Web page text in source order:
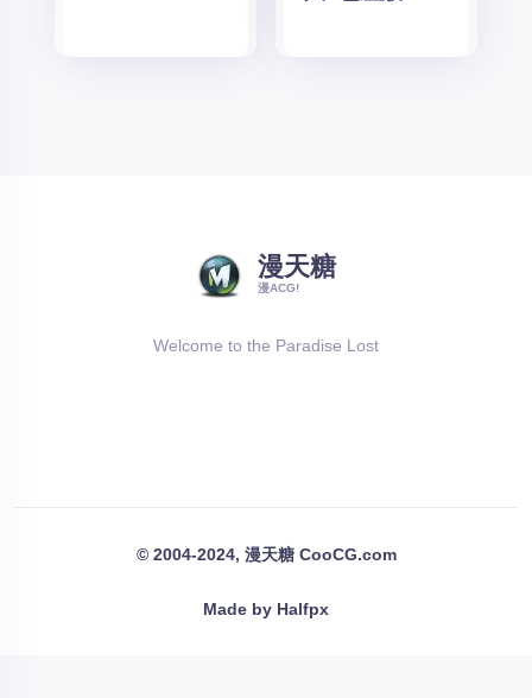
漫天糖
漫ACG!
Welcome to the Paradise Lost
© 2004-2024, 漫天糖 CooCG.com
Made by Halfpx